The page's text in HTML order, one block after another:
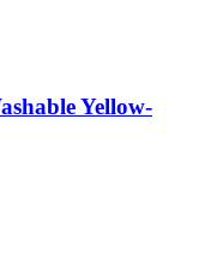
Yellow-​